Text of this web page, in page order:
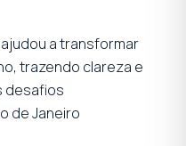
ajudou a transformar
trazendo clareza e
desafios
de Janeiro